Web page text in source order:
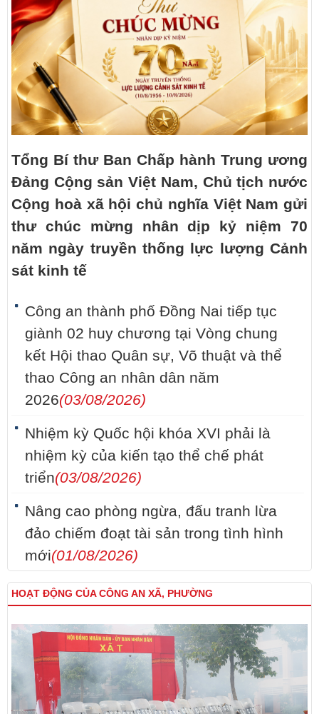
Tổng Bí thư Ban Chấp hành Trung ương
Đảng Cộng sản Việt Nam, Chủ tịch nước
Cộng hoà xã hội chủ nghĩa Việt Nam gửi
thư chúc mừng nhân dịp kỷ niệm 70
năm ngày truyền thống lực lượng Cảnh
sát kinh tế
Công an thành phố Đồng Nai tiếp tục
giành 02 huy chương tại Vòng chung
kết Hội thao Quân sự, Võ thuật và thể
thao Công an nhân dân năm
2026(03/08/2026)
Nhiệm kỳ Quốc hội khóa XVI phải là
nhiệm kỳ của kiến tạo thể chế phát
triển(03/08/2026)
Nâng cao phòng ngừa, đấu tranh lừa
đảo chiếm đoạt tài sản trong tình hình
mới(01/08/2026)
HOẠT ĐỘNG CỦA CÔNG AN XÃ, PHƯỜNG